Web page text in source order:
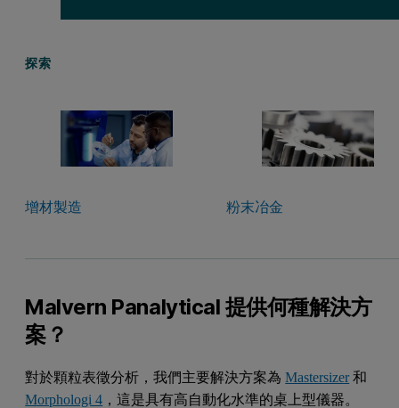
探索
增材製造 粉末冶金
Malvern Panalytical 提供何種解決方
案？
對於顆粒表徵分析，我們主要解決方案為Mastersizer和
Morphologi 4 ，這是具有高自動化水準的桌上型儀器。